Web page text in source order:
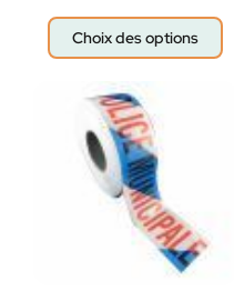
Choix des options